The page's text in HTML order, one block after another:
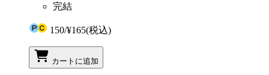
完結
150/¥165(税込)
カートに追加